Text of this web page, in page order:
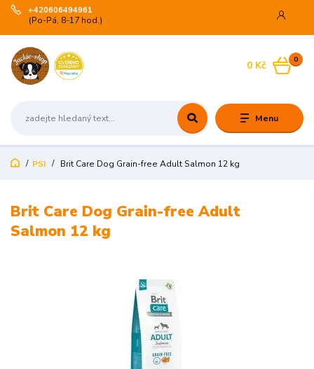
Menu
+420606494961
(Po-Pá, 8-17 hod.)
0
0 Kč
PSI Brit Care Dog Grain-free Adult Salmon 12 kg
Brit Care Dog Grain-free Adult
Salmon 12 kg